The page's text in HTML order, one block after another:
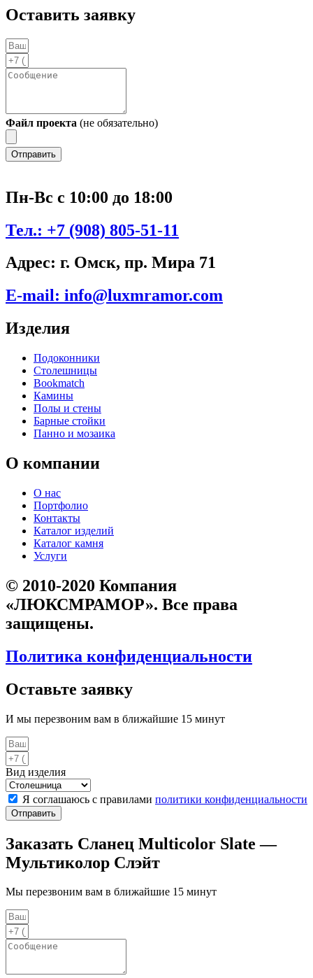
Оставить заявку
Файл проекта (не обязательно)
Отправить
Пн-Вс с 10:00 до 18:00
Тел.: +7 (908) 805-51-11
Адрес: г. Омск, пр. Мира 71
E-mail: info@luxmramor.com
Изделия
Подоконники
Столешницы
Bookmatch
Камины
Полы и стены
Барные стойки
Панно и мозаика
О компании
О нас
Портфолио
Контакты
Каталог изделий
Каталог камня
Услуги
© 2010-2020 Компания
«ЛЮКСМРАМОР». Все права
защищены.
Политика конфиденциальности
Оставьте заявку
И мы перезвоним вам в ближайшие 15 минут
Вид изделия
Я соглашаюсь с правилами политики конфиденциальности
Отправить
Заказать Сланец Multicolor Slate —
Мультиколор Слэйт
Мы перезвоним вам в ближайшие 15 минут